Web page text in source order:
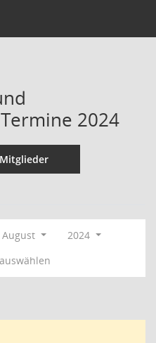
2024
Mitglieder
August
2024